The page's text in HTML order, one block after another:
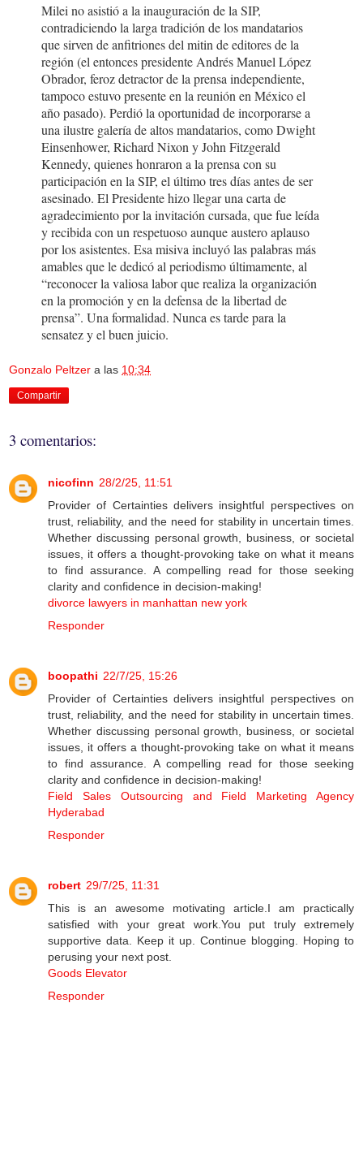
Milei no asistió a la inauguración de la SIP,
contradiciendo la larga tradición de los mandatarios
que sirven de anfitriones del mitin de editores de la
región (el entonces presidente Andrés Manuel López
Obrador, feroz detractor de la prensa independiente,
tampoco estuvo presente en la reunión en México el
año pasado). Perdió la oportunidad de incorporarse a
una ilustre galería de altos mandatarios, como Dwight
Einsenhower, Richard Nixon y John Fitzgerald
Kennedy, quienes honraron a la prensa con su
participación en la SIP, el último tres días antes de ser
asesinado. El Presidente hizo llegar una carta de
agradecimiento por la invitación cursada, que fue leída
y recibida con un respetuoso aunque austero aplauso
por los asistentes. Esa misiva incluyó las palabras más
amables que le dedicó al periodismo últimamente, al
“reconocer la valiosa labor que realiza la organización
en la promoción y en la defensa de la libertad de
prensa”. Una formalidad. Nunca es tarde para la
sensatez y el buen juicio.
Gonzalo Peltzer a las 10:34
Compartir
3 comentarios:
nicofinn 28/2/25, 11:51
Provider of Certainties delivers insightful perspectives on
trust, reliability, and the need for stability in uncertain times.
Whether discussing personal growth, business, or societal
issues, it offers a thought-provoking take on what it means
to find assurance. A compelling read for those seeking
clarity and confidence in decision-making!
divorce lawyers in manhattan new york
Responder
boopathi 22/7/25, 15:26
Provider of Certainties delivers insightful perspectives on
trust, reliability, and the need for stability in uncertain times.
Whether discussing personal growth, business, or societal
issues, it offers a thought-provoking take on what it means
to find assurance. A compelling read for those seeking
clarity and confidence in decision-making!
Field Sales Outsourcing and Field Marketing Agency
Hyderabad
Responder
robert 29/7/25, 11:31
This is an awesome motivating article.I am practically
satisfied with your great work.You put truly extremely
supportive data. Keep it up. Continue blogging. Hoping to
perusing your next post.
Goods Elevator
Responder